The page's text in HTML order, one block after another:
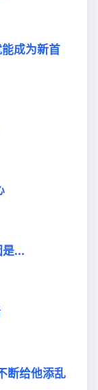
成为新首
是...
断给他添乱